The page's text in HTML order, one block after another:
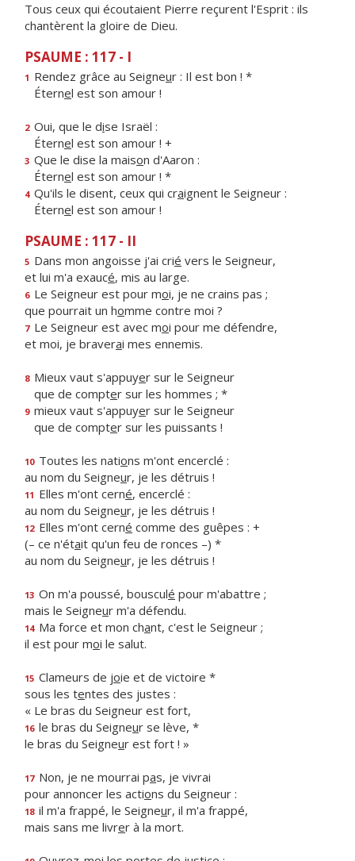
Tous ceux qui écoutaient Pierre reçurent l'Esprit : ils
chantèrent la gloire de Dieu.
PSAUME : 117 - I
1 Rendez grâce au Seigneur : Il est bon ! *
Éternel est son amour !
2 Oui, que le dise Israël :
Éternel est son amour ! +
3 Que le dise la maison d'Aaron :
Éternel est son amour ! *
4 Qu'ils le disent, ceux qui craignent le Seigneur :
Éternel est son amour !
PSAUME : 117 - II
5 Dans mon angoisse j'ai crié vers le Seigneur,
et lui m'a exaucé, mis au large.
6 Le Seigneur est pour moi, je ne crains pas ;
que pourrait un homme contre moi ?
7 Le Seigneur est avec moi pour me défendre,
et moi, je braverai mes ennemis.
8 Mieux vaut s'appuyer sur le Seigneur
que de compter sur les hommes ; *
9 mieux vaut s'appuyer sur le Seigneur
que de compter sur les puissants !
10 Toutes les nations m'ont encerclé :
au nom du Seigneur, je les détruis !
11 Elles m'ont cerné, encerclé :
au nom du Seigneur, je les détruis !
12 Elles m'ont cerné comme des guêpes : +
(– ce n'était qu'un feu de ronces –) *
au nom du Seigneur, je les détruis !
13 On m'a poussé, bousculé pour m'abattre ;
mais le Seigneur m'a défendu.
14 Ma force et mon chant, c'est le Seigneur ;
il est pour moi le salut.
15 Clameurs de joie et de victoire *
sous les tentes des justes :
« Le bras du Seigneur est fort,
16 le bras du Seigneur se lève, *
le bras du Seigneur est fort ! »
17 Non, je ne mourrai pas, je vivrai
pour annoncer les actions du Seigneur :
18 il m'a frappé, le Seigneur, il m'a frappé,
mais sans me livrer à la mort.